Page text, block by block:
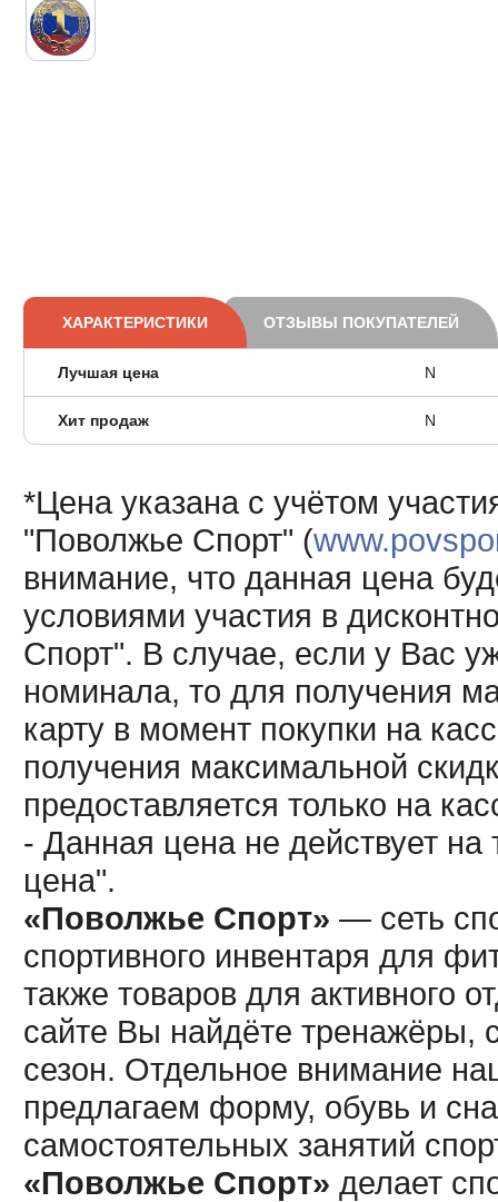
ХАРАКТЕРИСТИКИ ОТЗЫВЫ ПОКУПАТЕЛЕЙ
Лучшая цена N
Хит продаж N
*Цена указана с учётом
"Поволжье Спорт" (
внимание, что данная цена
условиями участия в
Спорт". В случае, если у Вас
номинала, то для получения
карту в момент покупки на
получения максимальной
предоставляется только на
- Данная цена не действует
цена".
«Поволжье Спорт» — сеть
спортивного инвентаря для
также товаров для активного
сайте Вы найдёте тренажёры,
сезон. Отдельное внимание
предлагаем форму, обувь и
самостоятельных занятий
«Поволжье Спорт» делает